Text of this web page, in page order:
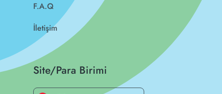
F.A.Q
İletişim
Site/Para Birimi